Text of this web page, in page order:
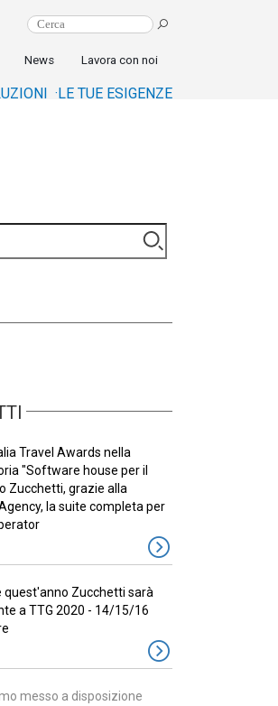
News Lavora con noi
LE TUE ESIGENZE
·
Travel Awards nella
"Software house per il
Zucchetti, grazie alla
la suite completa per
quest'anno Zucchetti sarà
a TTG 2020 - 14/15/16
messo a disposizione